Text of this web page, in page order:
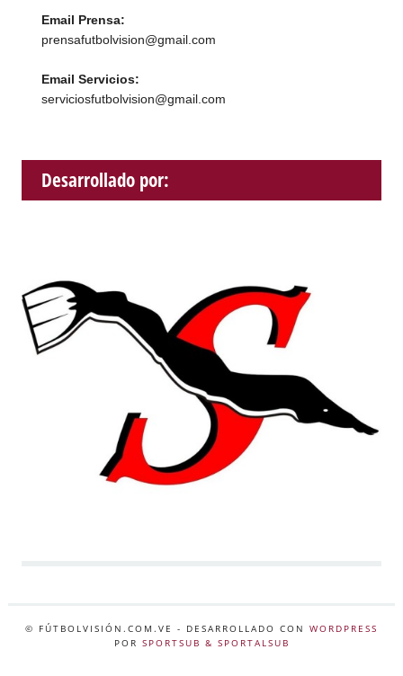
Email Prensa:
prensafutbolvision@gmail.com
Email Servicios:
serviciosfutbolvision@gmail.com
Desarrollado por:
© FÚTBOLVISIÓN.COM.VE - DESARROLLADO CON WORDPRESS
POR SPORTSUB & SPORTALSUB